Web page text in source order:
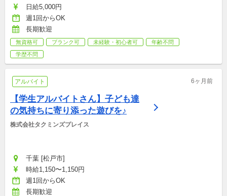
日給5,000円
週1回からOK
長期歓迎
無資格可 ブランク可 未経験・初心者可
年齢不問
学歴不問
アルバイト 6ヶ月前
【学生アルバイトさん】子ども達
の気持ちに寄り添った遊びを♪
株式会社タクミンズプレイス
千葉 [松戸市]
時給1,150〜1,150円
週1回からOK
長期歓迎